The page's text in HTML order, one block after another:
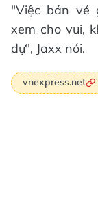
"Việc bán vé
xem cho vui,
dự", Jaxx nói.
vnexpress.net